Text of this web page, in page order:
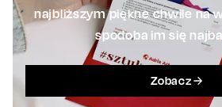
najbliższym piękne chwile na
spodoba im się
Zobacz